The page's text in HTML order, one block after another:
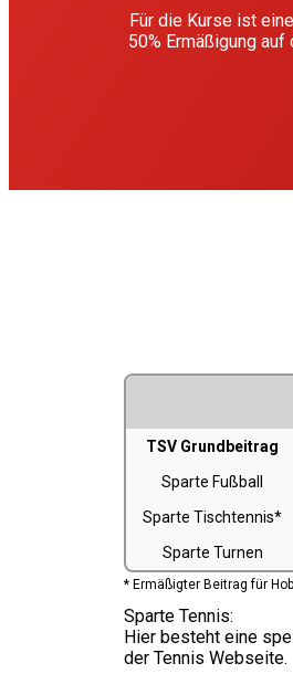
Für die Kurse ist
50% Ermäßigung
TSV Grundbeitrag
Sparte Fußball
Sparte Tischtennis*
Sparte Turnen
* Ermäßigter Beitrag für
Sparte Tennis:
Hier besteht eine
der Tennis Webseite.